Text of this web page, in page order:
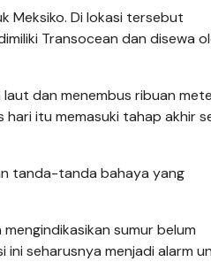
Meksiko. Di lokasi tersebut
Transocean dan disewa
dan menembus ribuan
itu memasuki tahap akhir
tanda-tanda bahaya yang
sumur belum
seharusnya menjadi alarm